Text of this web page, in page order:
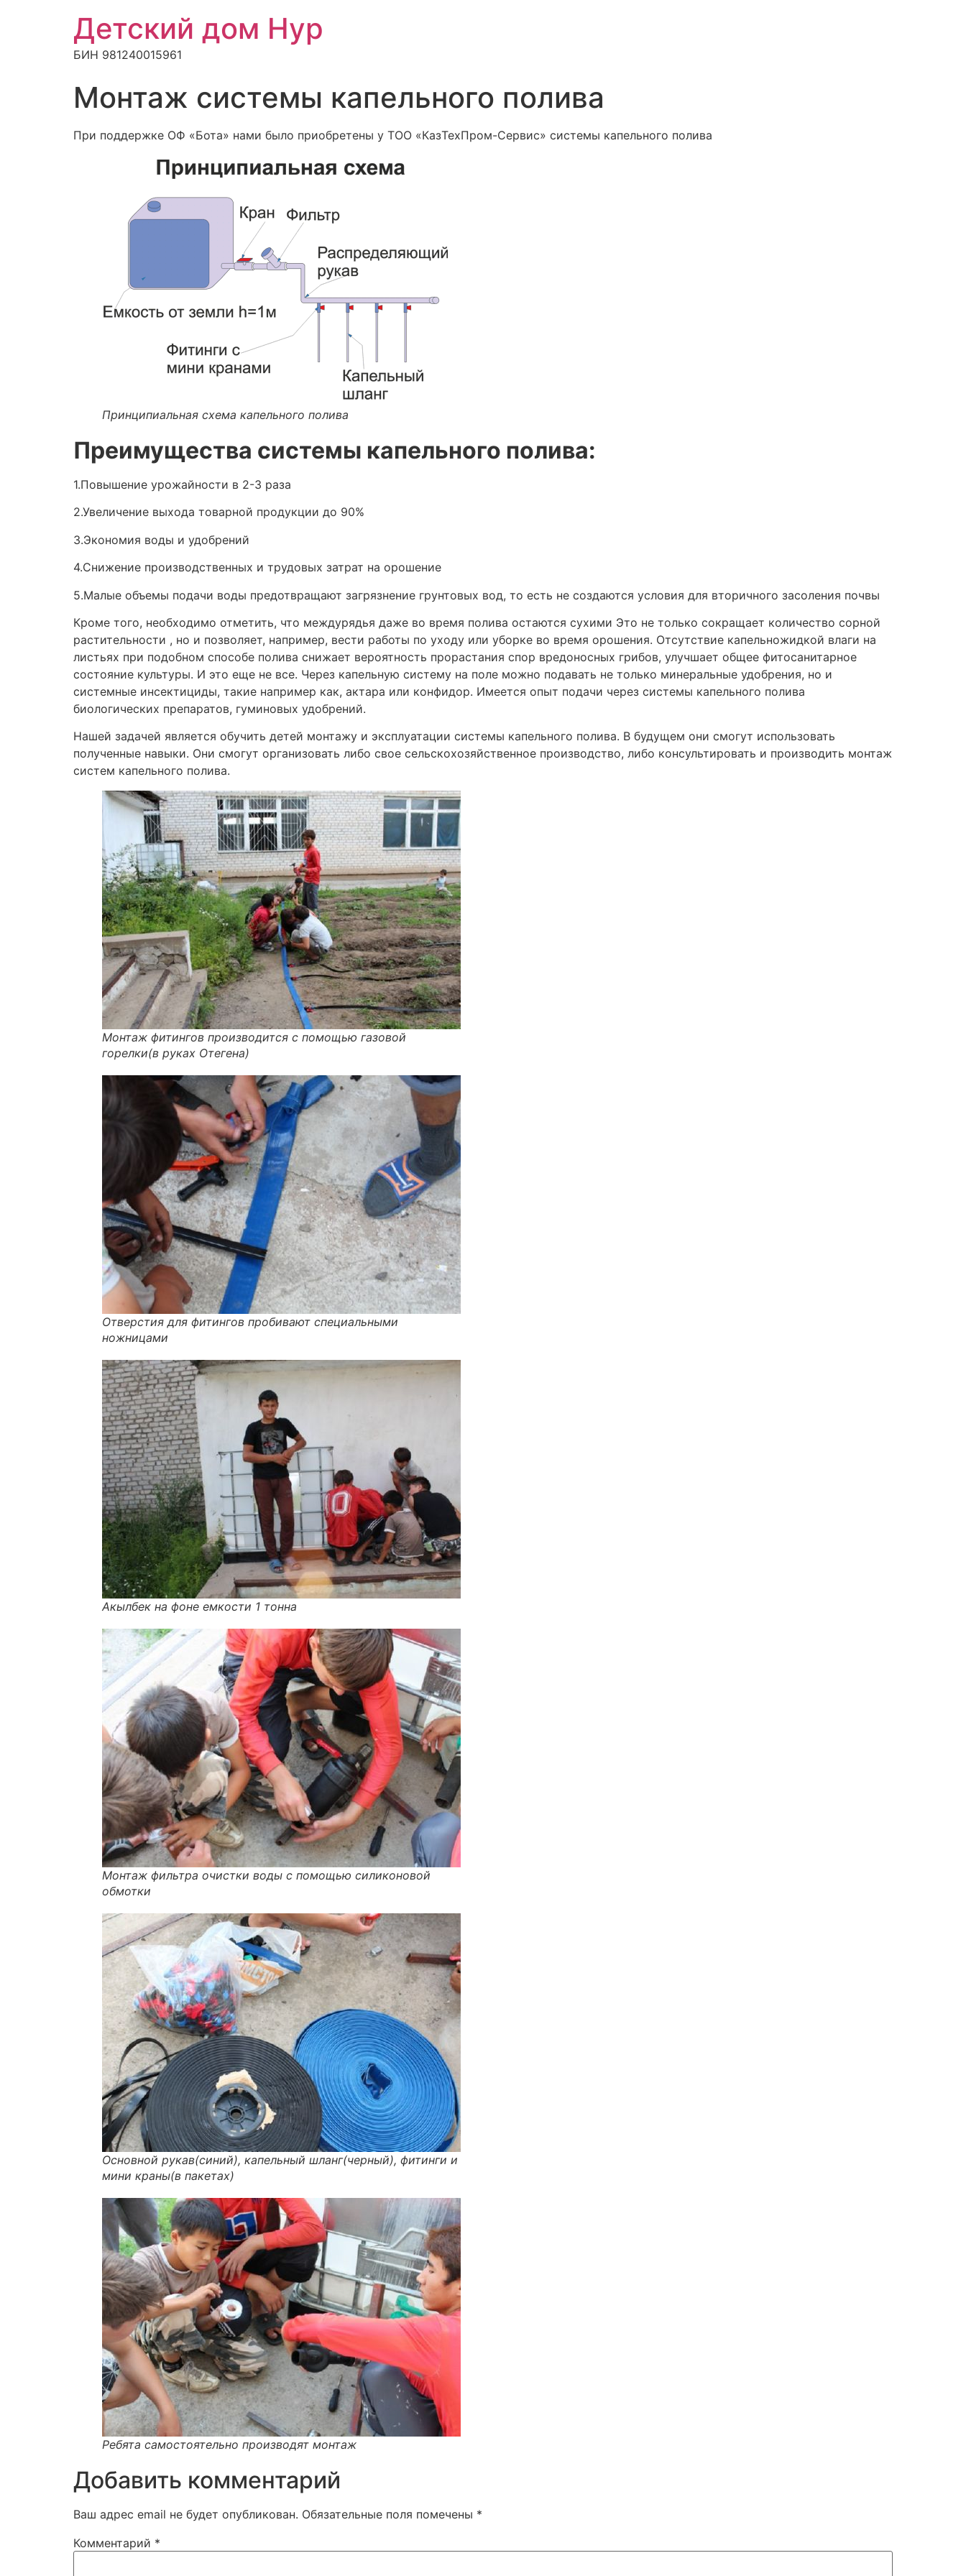
Детский дом Нур
БИН 981240015961
Монтаж системы капельного полива
При поддержке ОФ «Бота» нами было приобретены у ТОО «КазТехПром-Сервис» системы капельного полива
Принципиальная схема капельного полива
Преимущества системы капельного полива:
1.Повышение урожайности в 2-3 раза
2.Увеличение выхода товарной продукции до 90%
3.Экономия воды и удобрений
4.Снижение производственных и трудовых затрат на орошение
5.Малые объемы подачи воды предотвращают загрязнение грунтовых вод, то есть не создаются условия для вторичного засоления почвы
Кроме того, необходимо отметить, что междурядья даже во время полива остаются сухими Это не только сокращает количество сорной
растительности , но и позволяет, например, вести работы по уходу или уборке во время орошения. Отсутствие капельножидкой влаги на
листьях при подобном способе полива снижает вероятность прорастания спор вредоносных грибов, улучшает общее фитосанитарное
состояние культуры. И это еще не все. Через капельную систему на поле можно подавать не только минеральные удобрения, но и
системные инсектициды, такие например как, актара или конфидор. Имеется опыт подачи через системы капельного полива
биологических препаратов, гуминовых удобрений.
Нашей задачей является обучить детей монтажу и эксплуатации системы капельного полива. В будущем они смогут использовать
полученные навыки. Они смогут организовать либо свое сельскохозяйственное производство, либо консультировать и производить монтаж
систем капельного полива.
Монтаж фитингов производится с помощью газовой
горелки(в руках Отегена)
Отверстия для фитингов пробивают специальными
ножницами
Акылбек на фоне емкости 1 тонна
Монтаж фильтра очистки воды с помощью силиконовой
обмотки
Основной рукав(синий), капельный шланг(черный), фитинги и
мини краны(в пакетах)
Ребята самостоятельно производят монтаж
Добавить комментарий
Ваш адрес email не будет опубликован. Обязательные поля помечены *
Комментарий *